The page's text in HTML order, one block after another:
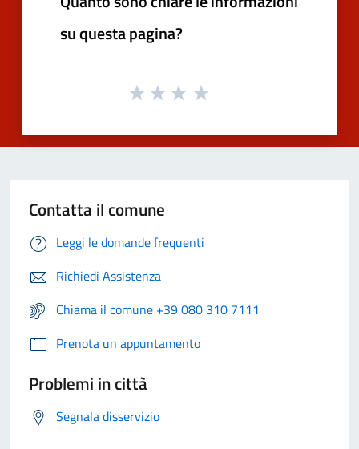
su questa pagina?
Contatta il comune
Leggi le domande frequenti
Richiedi Assistenza
Chiama il comune +39 080 310 7111
Prenota un appuntamento
Problemi in città
Segnala disservizio